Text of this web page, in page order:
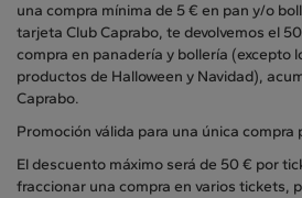
una compra mínima de 5 € en pan y/o
tarjeta Club Caprabo, te devolvemos el
compra en panadería y bollería (excepto
productos de Halloween y Navidad),
Caprabo.
Promoción válida para una única compra
El descuento máximo será de 50 € por
fraccionar una compra en varios tickets,